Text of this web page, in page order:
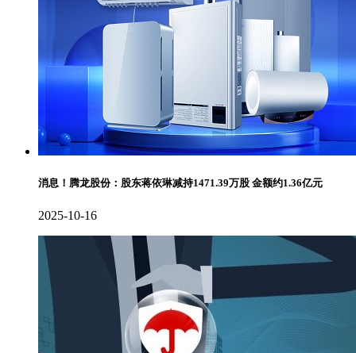
消息！腾龙股份：股东蒋依琳减持1471.39万股 金额约1.36亿元
2025-10-16